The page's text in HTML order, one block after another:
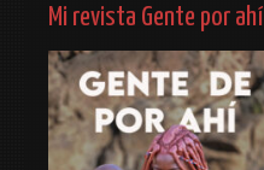
Mi revista Gente por ahí